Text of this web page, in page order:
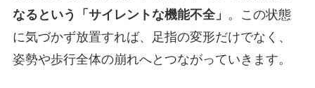
なるという「サイレントな機能不全」 。この状態
に気づかず放置すれば、足指の変形だけでなく、
姿勢や歩行全体の崩れへとつながっていきます。